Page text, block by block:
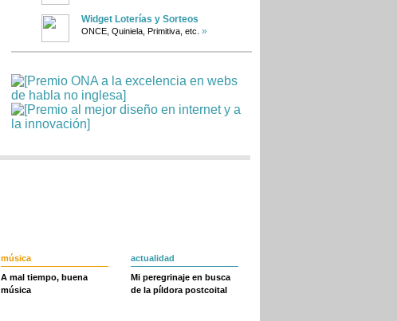
Widget Loterías y Sorteos
ONCE, Quiniela, Primitiva, etc. »
música
A mal tiempo, buena
música
actualidad
Mi peregrinaje en busca
de la píldora postcoital